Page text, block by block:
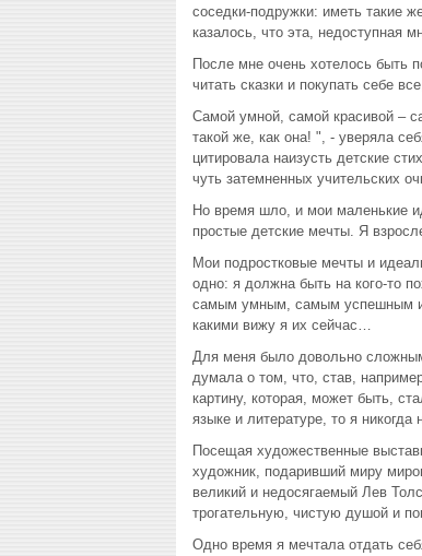
соседки-подружки: иметь такие
казалось, что эта, недоступная
После мне очень хотелось быть
читать сказки и покупать себе
Самой умной, самой красивой –
такой же, как она! ", - уверяла
цитировала наизусть детские
чуть затемненных учительских
Но время шло, и мои маленькие
простые детские мечты. Я
Мои подростковые мечты и
одно: я должна быть на кого-то
самым умным, самым успешным и
какими вижу я их сейчас…
Для меня было довольно
думала о том, что, став,
картину, которая, может быть,
языке и литературе, то я
Посещая художественные
художник, подаривший миру
великий и недосягаемый Лев
трогательную, чистую душой и
Одно время я мечтала отдать